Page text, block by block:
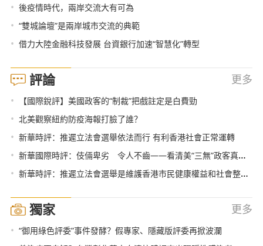
• 後疫情時代，兩岸交流大有可為
• “雙城論壇”是兩岸城市交流的典範
• 借力大陸金融科技發展 台資銀行加速“智慧化”轉型
評論 更多
• 【國際銳評】美國政客的“制裁”把戲註定是白費勁
• 北美觀察紐約防疫海報打臉了誰？
• 新華時評：推遲立法會選舉依法而行 有利香港社會正常運轉
• 新華國際時評：伎倆卑劣 令人不齒——看清美“三無”政客真面目系列評論之二
• 新華時評：推遲立法會選舉是維護香港市民健康權益和社會整體利益的及時必要之舉
獨家 更多
• “御用綠色評委”事件發酵？假專家、隱藏版評委再掀波瀾